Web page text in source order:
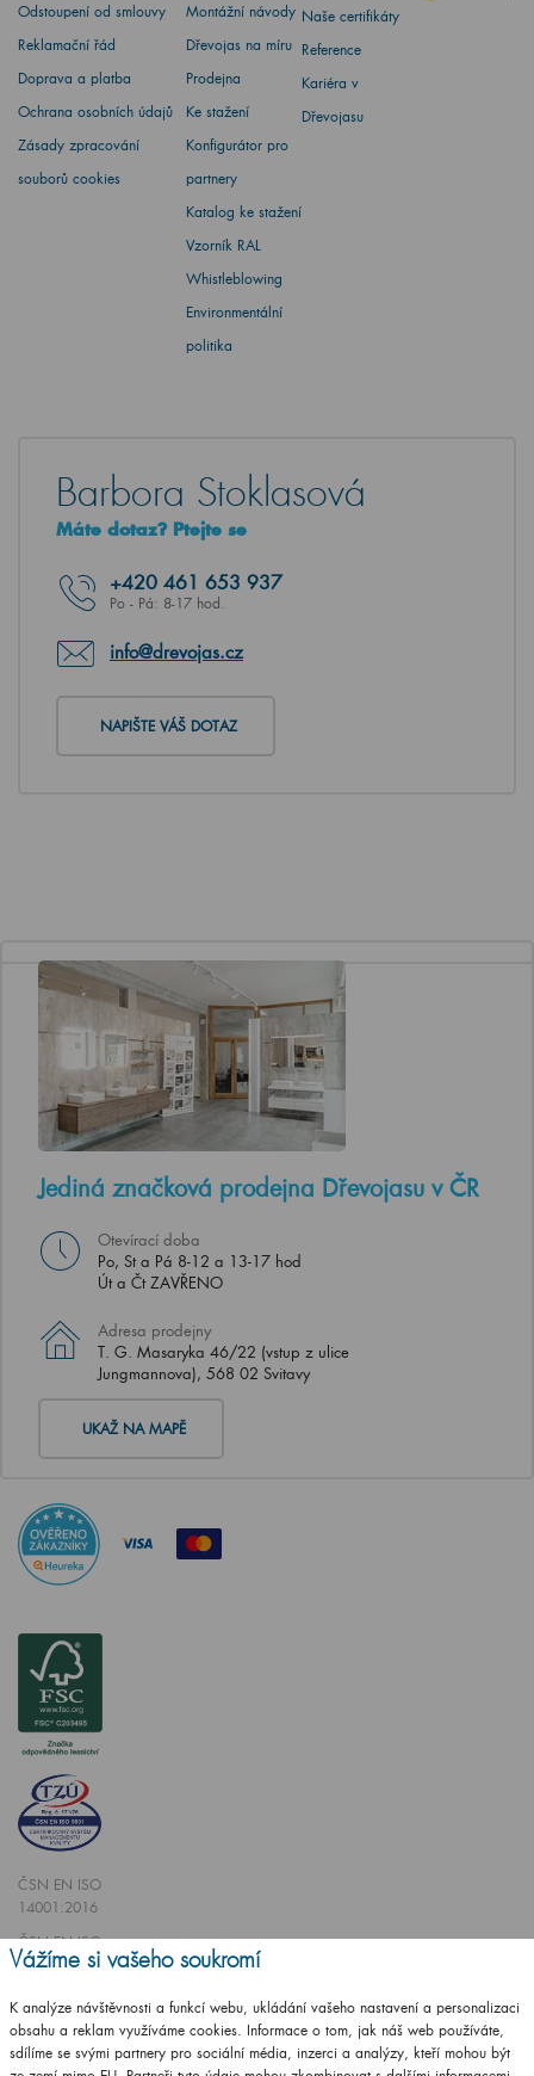
Odstoupení od smlouvy
Reklamační řád
Doprava a platba
Ochrana osobních údajů
Zásady zpracování
souborů cookies
Montážní návody
Dřevojas na míru
Prodejna
Ke stažení
Konfigurátor pro
partnery
Katalog ke stažení
Vzorník RAL
Whistleblowing
Environmentální
politika
Naše certifikáty
Reference
Kariéra v
Dřevojasu
Barbora Stoklasová
Máte dotaz? Ptejte se
+420 461 653 937
Po - Pá: 8-17 hod.
info@drevojas.cz
NAPIŠTE VÁŠ DOTAZ
Jediná značková prodejna Dřevojasu v ČR
Otevírací doba
Po, St a Pá 8-12 a 13-17 hod
Út a Čt ZAVŘENO
Adresa prodejny
T. G. Masaryka 46/22 (vstup z ulice
Jungmannova), 568 02 Svitavy
UKAŽ NA MAPĚ
ČSN EN ISO
14001:2016
ČSN EN ISO
9001:2016
Vážíme si vašeho soukromí
K analýze návštěvnosti a funkcí webu, ukládání vašeho nastavení a personalizaci
obsahu a reklam využíváme cookies. Informace o tom, jak náš web používáte,
sdílíme se svými partnery pro sociální média, inzerci a analýzy, kteří mohou být